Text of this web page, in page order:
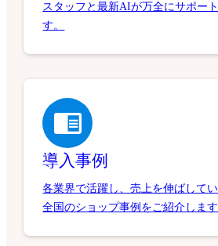
スタッフと最新AIが万全にサポー
す。
導入事例
各業界で活躍し、売上を伸ばして
全国のショップ事例をご紹介します